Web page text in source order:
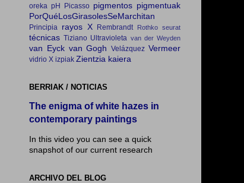
oreka pH Picasso pigmentos pigmentuak
PorQuéLosGirasolesSeMarchitan
Principia rayos X Rembrandt Rothko seurat
técnicas Tiziano Ultravioleta van der Weyden
van Eyck van Gogh Velázquez Vermeer
vidrio X izpiak Zientzia kaiera
BERRIAK / NOTICIAS
The enigma of white hazes in
contemporary paintings
In this video you can see a quick
snapshot of our current research
ARCHIVO DEL BLOG